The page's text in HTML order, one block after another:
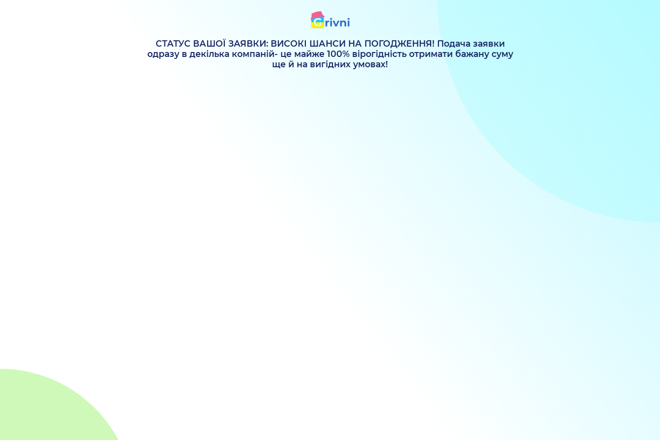
СТАТУС ВАШОЇ ЗАЯВКИ: ВИСОКІ ШАНСИ НА ПОГОДЖЕННЯ! Подача заявки
одразу в декілька компаній- це майже 100% вірогідність отримати бажану суму
ще й на вигідних умовах!